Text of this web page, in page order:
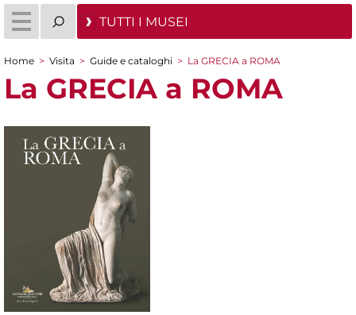
TUTTI I MUSEI
Tu sei qui
Home > Visita > Guide e cataloghi > La GRECIA a ROMA
La GRECIA a ROMA